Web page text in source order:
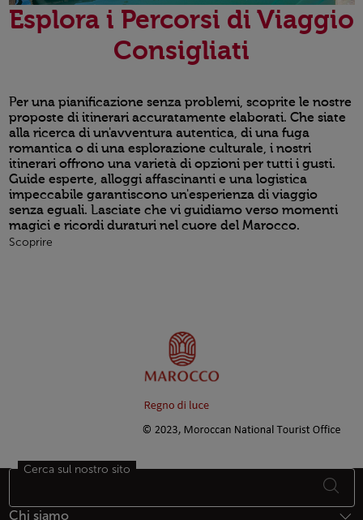
Esplora i Percorsi di Viaggio
Consigliati
Per una pianificazione senza problemi, scoprite le nostre
proposte di itinerari accuratamente elaborati. Che siate
alla ricerca di un'avventura autentica, di una fuga
romantica o di una esplorazione culturale, i nostri
itinerari offrono una varietà di opzioni per tutti i gusti.
Guide esperte, alloggi affascinanti e una logistica
impeccabile garantiscono un'esperienza di viaggio
senza eguali. Lasciate che vi guidiamo verso momenti
magici e ricordi duraturi nel cuore del Marocco.
Scoprire
Piè di pagina Mappa del sito
Cerca sul nostro sito
Chi siamo